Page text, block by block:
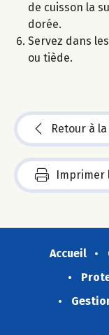
de cuisson la
dorée.
Servez dans
ou tiède.
Retour à
Accueil